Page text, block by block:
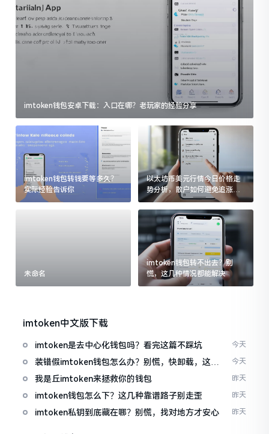
imtoken钱包安卓下载：入口在哪？老玩家的经验分享
imtoken钱包转钱要等多久？
实际经验告诉你
以太坊币美元行情今日价格走
势分析，散户如何避免追涨杀
跌被套牢
未命名
imtoken钱包转不出去？别
慌，这几种情况都能解决
imtoken中文版下载
imtoken是去中心化钱包吗？看完这篇不踩坑 今天
装错假imtoken钱包怎么办？别慌，快卸载，这几
招能救急
今天
我是丘imtoken来拯救你的钱包 昨天
imtoken钱包怎么下？这几种靠谱路子别走歪 昨天
imtoken私钥到底藏在哪？别慌，找对地方才安心 昨天